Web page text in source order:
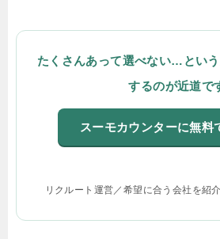
たくさんあって選べない…とい
するのが近道で
スーモカウンターに無料
リクルート運営／希望に合う会社を紹